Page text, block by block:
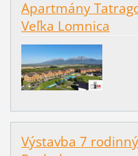
Apartmány
Veľka Lomnica
Výstavba 7